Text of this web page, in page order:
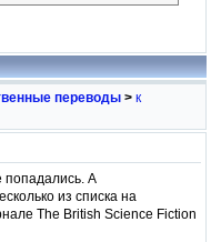
переводы > к
попадались. А
из списка на
The British Science Fiction